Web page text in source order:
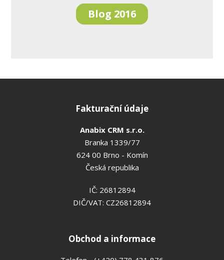
Blog 2016
Fakturační údaje
Anabix CRM s.r.o.
Branka 1339/77
624 00 Brno - Komín
Česká republika
IČ: 26812894
DIČ/VAT: CZ26812894
Obchod a informace